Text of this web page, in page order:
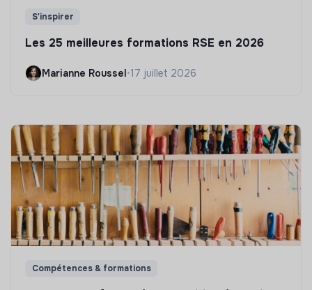
S'inspirer
Les 25 meilleures formations RSE en 2026
Marianne Roussel•17 juillet 2026
Compétences & formations